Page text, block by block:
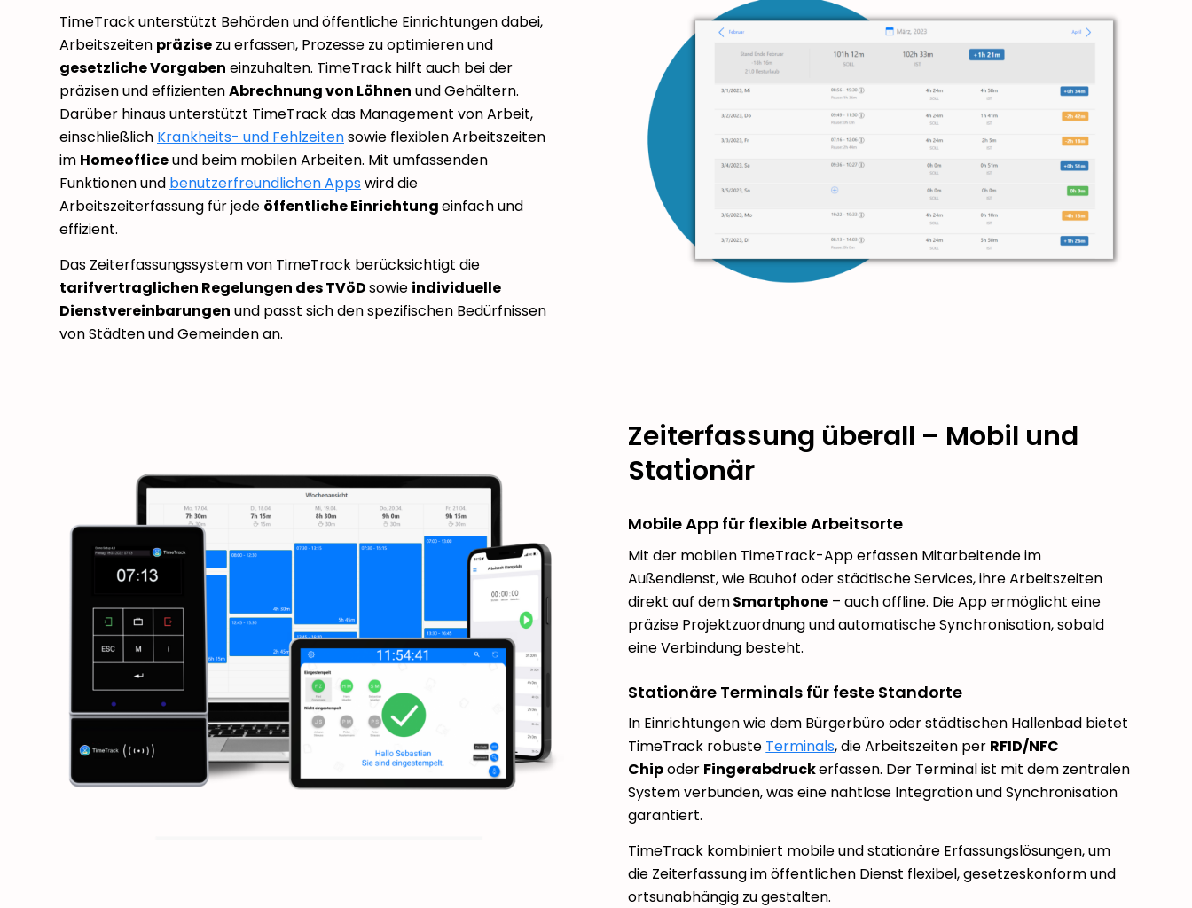
TimeTrack unterstützt Behörden und öffentliche Einrichtungen dabei,
Arbeitszeiten präzise zu erfassen, Prozesse zu optimieren und
gesetzliche Vorgaben einzuhalten. TimeTrack hilft auch bei der
präzisen und effizientenAbrechnung von Löhnen und Gehältern.
Darüber hinaus unterstützt TimeTrack das Management von Arbeit,
einschließlich Krankheits- und Fehlzeitensowie flexiblen Arbeitszeiten
im Homeofficeund beim mobilen Arbeiten. Mit umfassenden
Funktionen und benutzerfreundlichen Appswird die
Arbeitszeiterfassung für jede öffentliche Einrichtungeinfach und
effizient.
Das Zeiterfassungssystem von TimeTrack berücksichtigt die
tarifvertraglichen Regelungen des TVöDsowie individuelle
Dienstvereinbarungen und passt sich den spezifischen Bedürfnissen
von Städten und Gemeinden an.
Zeiterfassung überall – Mobil und
Stationär
Mobile App für flexible Arbeitsorte
Mit der mobilen TimeTrack-App erfassen Mitarbeitende im
Außendienst, wie Bauhof oder städtische Services, ihre Arbeitszeiten
direkt auf demSmartphone – auch offline. Die App ermöglicht eine
präzise Projektzuordnung und automatische Synchronisation, sobald
eine Verbindung besteht.
Stationäre Terminals für feste Standorte
In Einrichtungen wie dem Bürgerbüro oder städtischen Hallenbad bietet
TimeTrack robuste Terminals, die Arbeitszeiten per RFID/NFC
Chipoder Fingerabdruckerfassen. Der Terminal ist mit dem zentralen
System verbunden, was eine nahtlose Integration und Synchronisation
garantiert.
TimeTrack kombiniert mobile und stationäre Erfassungslösungen, um
die Zeiterfassung im öffentlichen Dienst flexibel, gesetzeskonform und
ortsunabhängig zu gestalten.